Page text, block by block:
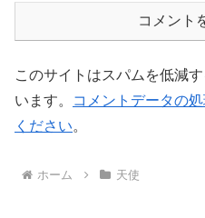
コメント
このサイトはスパムを低減
います。
コメントデータの
ください。
ホーム 天使